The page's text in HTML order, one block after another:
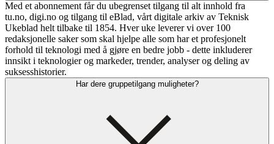
Med et abonnement får du ubegrenset tilgang til alt innhold fra
tu.no, digi.no og tilgang til eBlad, vårt digitale arkiv av Teknisk
Ukeblad helt tilbake til 1854. Hver uke leverer vi over 100
redaksjonelle saker som skal hjelpe alle som har et profesjonelt
forhold til teknologi med å gjøre en bedre jobb - dette inkluderer
innsikt i teknologier og markeder, trender, analyser og deling av
suksesshistorier.
Har dere gruppetilgang muligheter?